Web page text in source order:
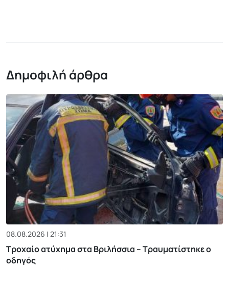
Δημοφιλή άρθρα
08.08.2026 | 21:31
Τροχαίο ατύχημα στα Βριλήσσια – Τραυματίστηκε ο
οδηγός